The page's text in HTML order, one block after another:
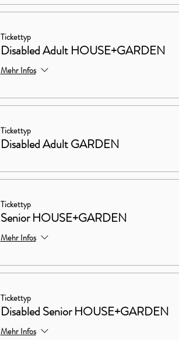
Tickettyp
Disabled Adult HOUSE+GARDEN
Mehr Infos
Tickettyp
Disabled Adult GARDEN
Tickettyp
Senior HOUSE+GARDEN
Mehr Infos
Tickettyp
Disabled Senior HOUSE+GARDEN
Mehr Infos